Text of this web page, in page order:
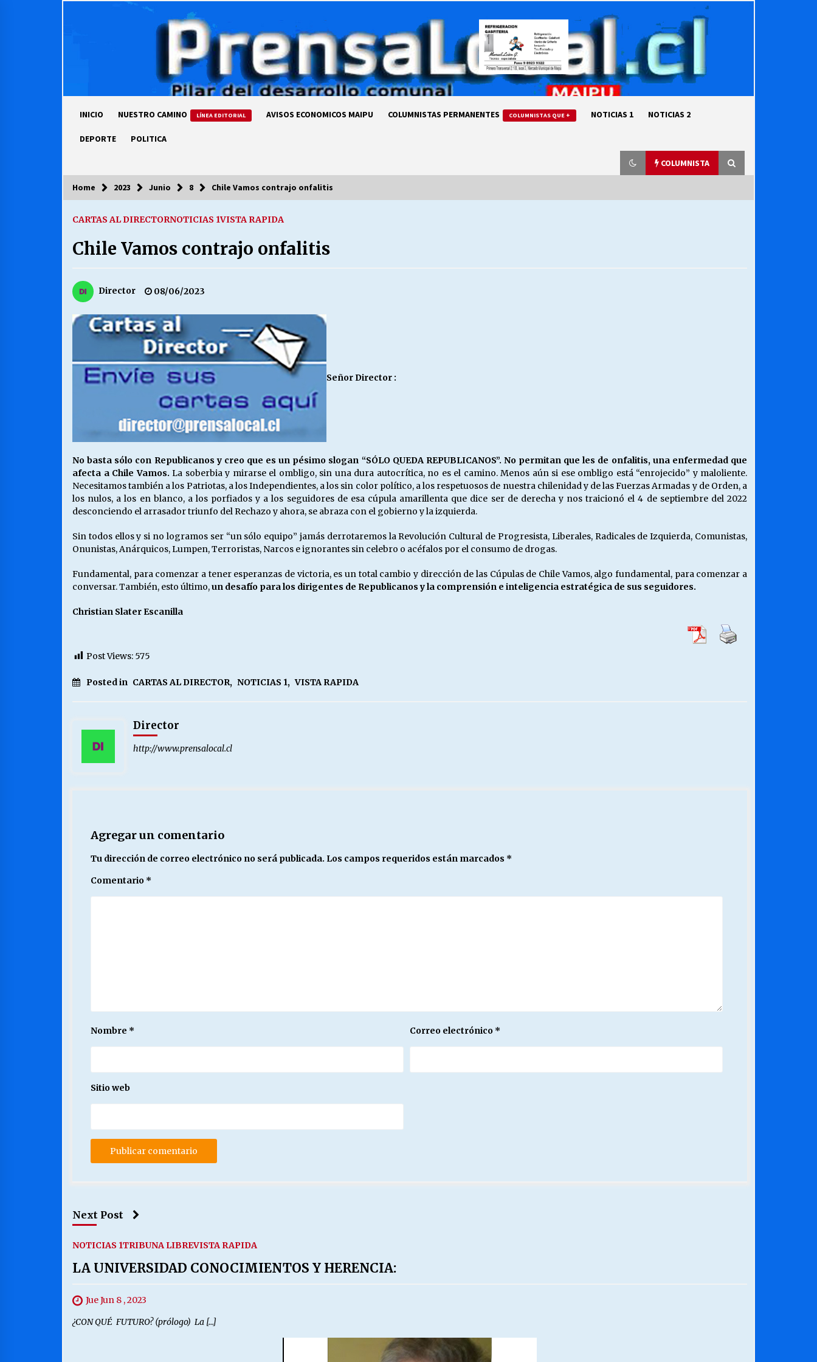
INICIO NUESTRO CAMINO LÍNEA EDITORIAL AVISOS ECONOMICOS MAIPU COLUMNISTAS PERMANENTES COLUMNISTAS QUE + NOTICIAS 1 NOTICIAS 2
DEPORTE POLITICA
COLUMNISTA
COLUMNISTA
luz… ¿Y cuándo van a bajar?
03/08/2026
MUNICIPALIDAD, TRABAJADORES,
CLIMA LABORAL:
VOLVER A SER ALTERNATIVA
16/06/2026
S.O.S. a los ricos, Save Our Souls
(Salvar Nuestras Almas)
30/04/2026
Home 2023 Junio 8 Chile Vamos contrajo onfalitis
CARTAS AL DIRECTORNOTICIAS 1VISTA RAPIDA
Chile Vamos contrajo onfalitis
Director 08/06/2023
Señor Director :
No basta sólo con Republicanos y creo que es un pésimo slogan “SÓLO QUEDA REPUBLICANOS”. No permitan que les de onfalitis, una enfermedad que
afecta a Chile Vamos. La soberbia y mirarse el ombligo, sin una dura autocrítica, no es el camino. Menos aún si ese ombligo está “enrojecido” y maloliente.
Necesitamos también a los Patriotas, a los Independientes, a los sin color político, a los respetuosos de nuestra chilenidad y de las Fuerzas Armadas y de Orden, a
los nulos, a los en blanco, a los porfiados y a los seguidores de esa cúpula amarillenta que dice ser de derecha y nos traicionó el 4 de septiembre del 2022
desconciendo el arrasador triunfo del Rechazo y ahora, se abraza con el gobierno y la izquierda.
Sin todos ellos y si no logramos ser “un sólo equipo” jamás derrotaremos la Revolución Cultural de Progresista, Liberales, Radicales de Izquierda, Comunistas,
Onunistas, Anárquicos, Lumpen, Terroristas, Narcos e ignorantes sin celebro o acéfalos por el consumo de drogas.
Fundamental, para comenzar a tener esperanzas de victoria, es un total cambio y dirección de las Cúpulas de Chile Vamos, algo fundamental, para comenzar a
conversar. También, esto último,un desafío para los dirigentes de Republicanos y la comprensión e inteligencia estratégica de sus seguidores.
Christian Slater Escanilla
Post Views: 575
Posted in CARTAS AL DIRECTOR, NOTICIAS 1, VISTA RAPIDA
Director
http://www.prensalocal.cl
Agregar un comentario
Tu dirección de correo electrónico no será publicada. Los campos requeridos están marcados *
Comentario *
Nombre * Correo electrónico *
Sitio web
Next Post
NOTICIAS 1TRIBUNA LIBREVISTA RAPIDA
LA UNIVERSIDAD CONOCIMIENTOS Y HERENCIA:
Jue Jun 8 , 2023
¿CON QUÉ FUTURO? (prólogo) La […]